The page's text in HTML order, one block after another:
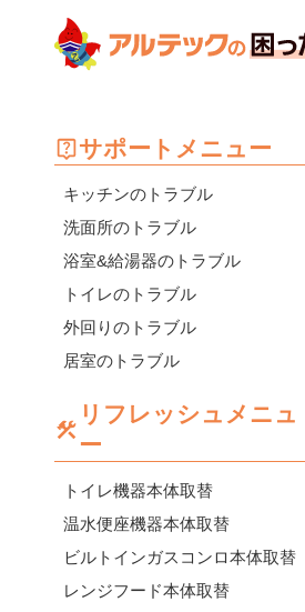
サポートメニュー
キッチンのトラブル
洗面所のトラブル
浴室&給湯器のトラブル
トイレのトラブル
外回りのトラブル
居室のトラブル
リフレッシュメニュ
ー
トイレ機器本体取替
温水便座機器本体取替
ビルトインガスコンロ本体取替
レンジフード本体取替